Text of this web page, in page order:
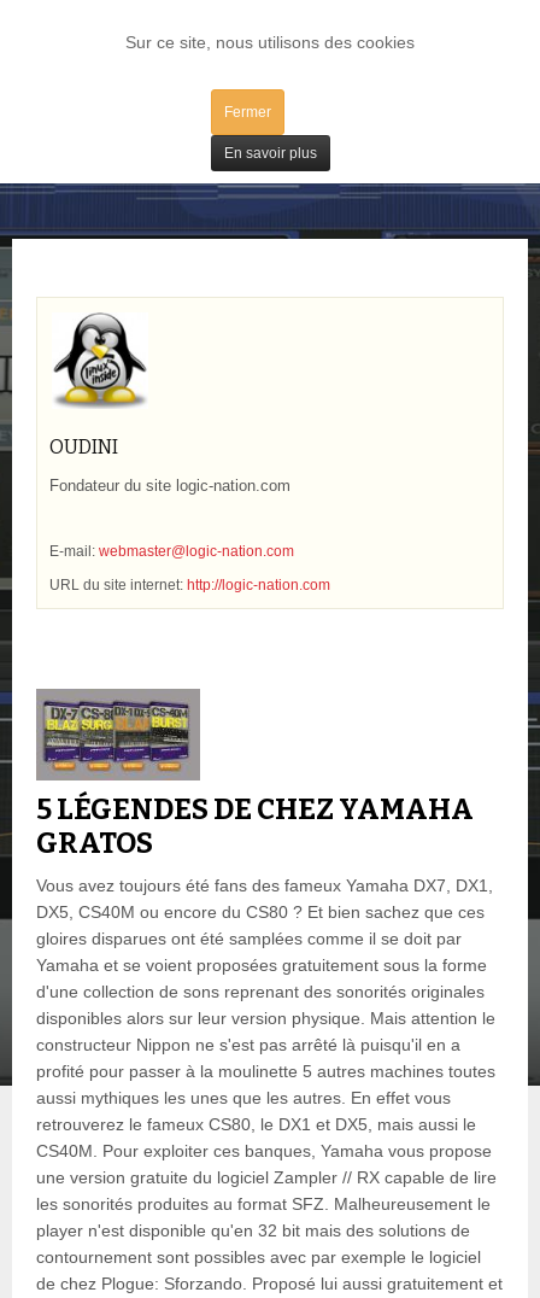
Sur ce site, nous utilisons des cookies
Fermer
En savoir plus
LOG IN
Bons Plans
OUDINI
Fondateur du site logic-nation.com
E-mail: webmaster@logic-nation.com
URL du site internet: http://logic-nation.com
5 LÉGENDES DE CHEZ YAMAHA
GRATOS
Vous avez toujours été fans des fameux Yamaha DX7, DX1,
DX5, CS40M ou encore du CS80 ? Et bien sachez que ces
gloires disparues ont été samplées comme il se doit par
Yamaha et se voient proposées gratuitement sous la forme
d'une collection de sons reprenant des sonorités originales
disponibles alors sur leur version physique. Mais attention le
constructeur Nippon ne s'est pas arrêté là puisqu'il en a
profité pour passer à la moulinette 5 autres machines toutes
aussi mythiques les unes que les autres. En effet vous
retrouverez le fameux CS80, le DX1 et DX5, mais aussi le
CS40M. Pour exploiter ces banques, Yamaha vous propose
une version gratuite du logiciel Zampler // RX capable de lire
les sonorités produites au format SFZ. Malheureusement le
player n'est disponible qu'en 32 bit mais des solutions de
contournement sont possibles avec par exemple le logiciel
de chez Plogue: Sforzando. Proposé lui aussi gratuitement et